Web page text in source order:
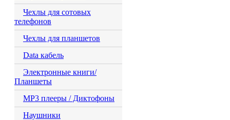
Чехлы для сотовых
телефонов
Чехлы для планшетов
Data кабель
Электронные книги/
Планшеты
MP3 плееры / Диктофоны
Наушники